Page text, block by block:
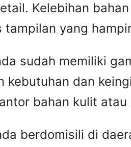
Kelebihan
tampilan yang
sudah memiliki
kebutuhan dan
bahan kulit
berdomisili di